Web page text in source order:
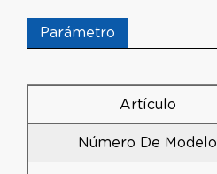
Parámetro
Artículo
Número De Modelo